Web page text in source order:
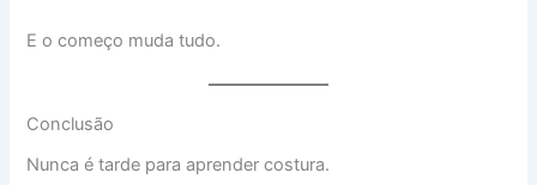
E o começo muda tudo.
Conclusão
Nunca é tarde para aprender costura.